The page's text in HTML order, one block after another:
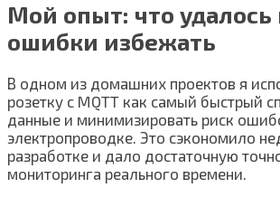
Мой опыт: что удалось
ошибки избежать
В одном из домашних проектов я
розетку с MQTT как самый быстрый
данные и минимизировать риск
электропроводке. Это сэкономило
разработке и дало достаточную
мониторинга реального времени.